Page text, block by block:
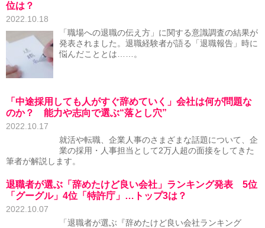
位は？
2022.10.18
「職場への退職の伝え方」に関する意識調査の結果が
発表されました。退職経験者が語る「退職報告」時に
悩んだこととは……。
「中途採用しても人がすぐ辞めていく」会社は何が問題な
のか？ 能力や志向で選ぶ“落とし穴”
2022.10.17
就活や転職、企業人事のさまざまな話題について、企
業の採用・人事担当として2万人超の面接をしてきた
筆者が解説します。
退職者が選ぶ「辞めたけど良い会社」ランキング発表 5位
「グーグル」4位「特許庁」…トップ3は？
2022.10.07
「退職者が選ぶ『辞めたけど良い会社ランキング